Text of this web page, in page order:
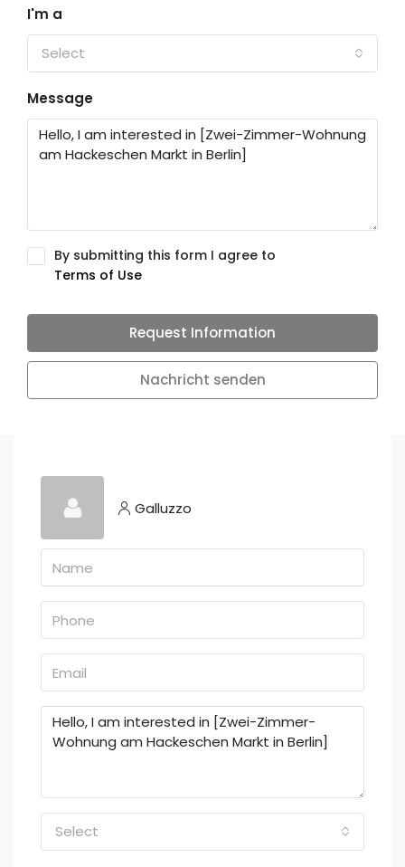
I'm a
Select
Message
By submitting this form I agree to
Terms of Use
Request Information
Nachricht senden
Galluzzo
Select